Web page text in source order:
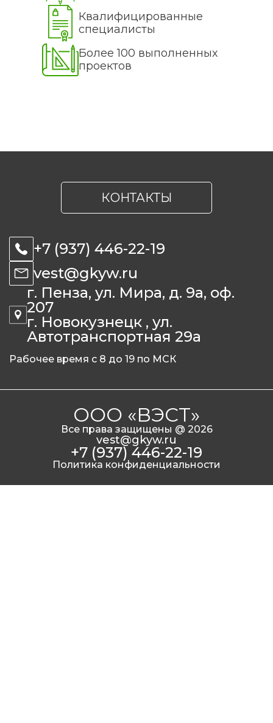
Квалифицированные
специалисты
Более 100 выполненных
проектов
КОНТАКТЫ
+7 (937) 446-22-19
vest@gkyw.ru
г. Пенза, ул. Мира, д. 9а, оф.
207
г. Новокузнецк , ул.
Автотранспортная 29а
Рабочее время с 8 до 19 по МСК
ООО «ВЭСТ»
Все права защищены @ 2026
vest@gkyw.ru
+7 (937) 446-22-19
Политика конфиденциальности